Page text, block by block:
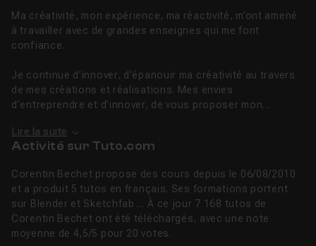
Ma créativité, mon expérience, ma réactivité, m’ont amené
à travailler avec de grandes enseignes qui me font
confiance.
Je continue d’innover, d’épanouir ma créativité au travers
de mes créations et réalisations. Mes envies
d’entreprendre et d’innover, de vous proposer mon...
Lire la suite
Activité sur Tuto.com
Corentin Bechet propose des cours depuis le 06/08/2010
et a produit 5 tutos en français. Ses formations portent
sur Blender et Sketchfab ... À ce jour 7 168 tutos de
Corentin Bechet ont été téléchargés, avec une note
moyenne de 4,5/5 pour 20 votes.